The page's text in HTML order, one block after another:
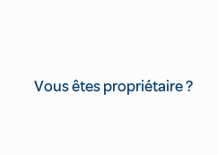
Vous êtes propriétaire ?